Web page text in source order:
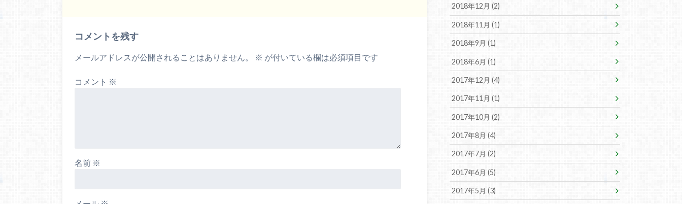
コメントを残す
メールアドレスが公開されることはありません。 ※ が付いている欄は必須項目です
コメント ※
名前 ※
2018年12月 (2)
2018年11月 (1)
2018年9月 (1)
2018年6月 (1)
2017年12月 (4)
2017年11月 (1)
2017年10月 (2)
2017年8月 (4)
2017年7月 (2)
2017年6月 (5)
2017年5月 (3)